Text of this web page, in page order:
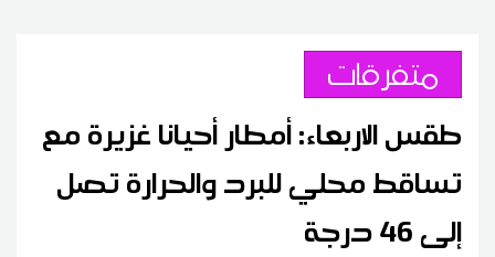
متفرقات
طقس الاربعاء: أمطار أحيانا غزيرة مع
تساقط محلي للبرد والحرارة تصل
إلى 46 درجة